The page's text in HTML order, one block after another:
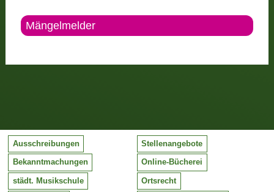
Mängelmelder
Ausschreibungen Stellenangebote
Bekanntmachungen Online-Bücherei
städt. Musikschule Ortsrecht